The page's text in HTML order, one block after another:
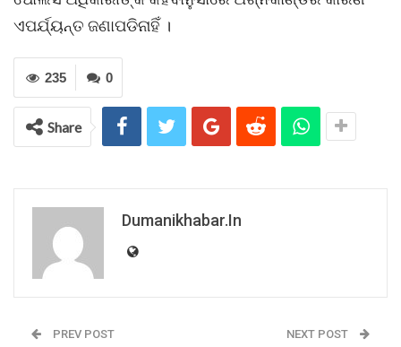
ଏପର୍ଯ୍ୟନ୍ତ ଜଣାପଡିନାହିଁ ।
0
235
Share
Dumanikhabar.in
PREV POST NEXT POST